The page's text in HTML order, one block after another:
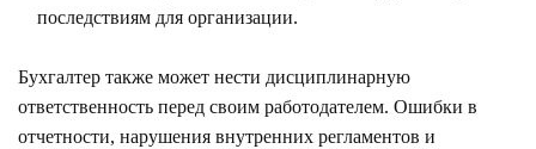
последствиям для организации.
Бухгалтер также может нести дисциплинарную
ответственность перед своим работодателем. Ошибки в
отчетности, нарушения внутренних регламентов и